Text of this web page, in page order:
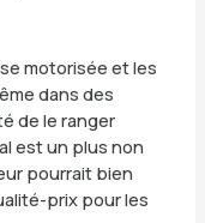
motorisée et les
dans des
de le ranger
est un plus non
pourrait bien
prix pour les